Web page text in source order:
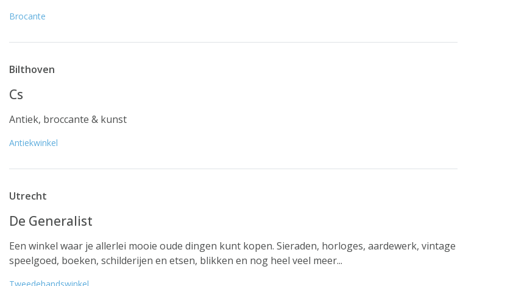
Brocante
Bilthoven
Cs
Antiek, broccante & kunst
Antiekwinkel
Utrecht
De Generalist
Een winkel waar je allerlei mooie oude dingen kunt kopen. Sieraden, horloges, aardewerk, vintage
speelgoed, boeken, schilderijen en etsen, blikken en nog heel veel meer...